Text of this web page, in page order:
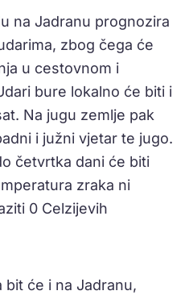
na Jadranu prognozira
zbog čega će
u cestovnom i
bure lokalno će biti i
Na jugu zemlje pak
i južni vjetar te jugo.
četvrtka dani će biti
zraka ni
0 Celzijevih
bit će i na Jadranu,